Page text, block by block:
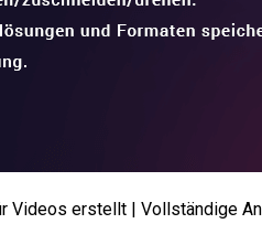
Videos erstellt | Vollständige